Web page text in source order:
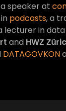
speaker at
podcasts, a
lecturer in
and HWZ
DATAGOVKON